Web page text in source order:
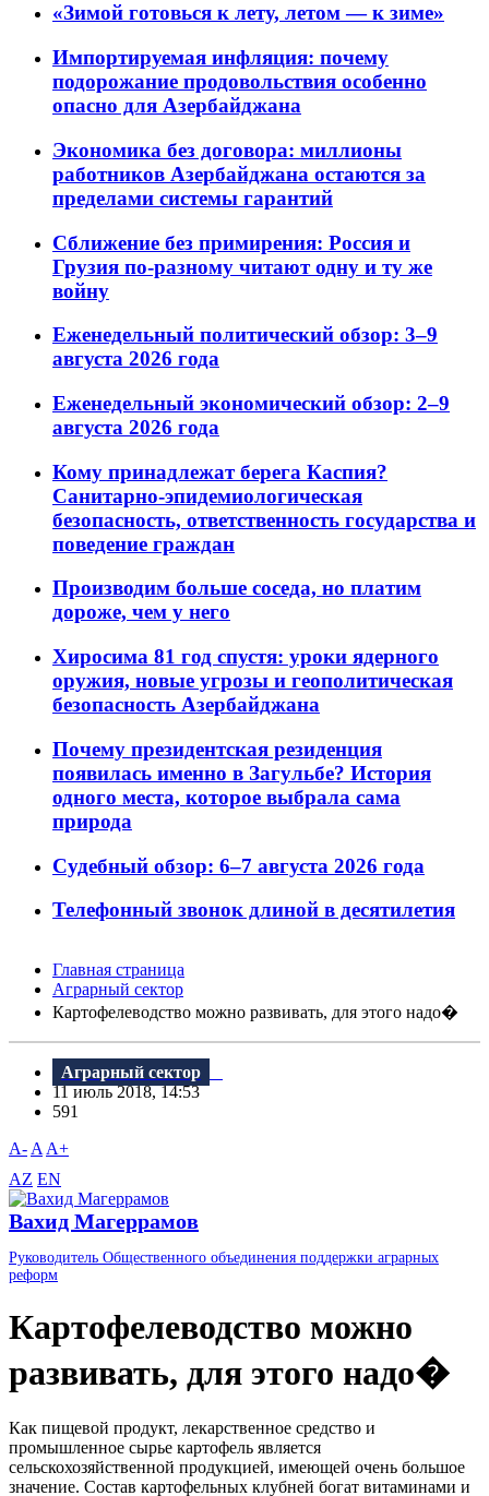
«Зимой готовься к лету, летом — к зиме»
Импортируемая инфляция: почему
подорожание продовольствия особенно
опасно для Азербайджана
Экономика без договора: миллионы
работников Азербайджана остаются за
пределами системы гарантий
Сближение без примирения: Россия и
Грузия по-разному читают одну и ту же
войну
Еженедельный политический обзор: 3–9
августа 2026 года
Еженедельный экономический обзор: 2–9
августа 2026 года
Кому принадлежат берега Каспия?
Санитарно-эпидемиологическая
безопасность, ответственность государства и
поведение граждан
Производим больше соседа, но платим
дороже, чем у него
Хиросима 81 год спустя: уроки ядерного
оружия, новые угрозы и геополитическая
безопасность Азербайджана
Почему президентская резиденция
появилась именно в Загульбе? История
одного места, которое выбрала сама
природа
Судебный обзор: 6–7 августа 2026 года
Телефонный звонок длиной в десятилетия
Главная страница
Аграрный сектор
Картофелеводство можно развивать, для этого надо�
Аграрный сектор
11 июль 2018, 14:53
591
A- A A+
AZ EN
Вахид Магеррамов
Руководитель Общественного объединения поддержки аграрных
реформ
Картофелеводство можно
развивать, для этого надо�
Как пищевой продукт, лекарственное средство и
промышленное сырье картофель является
сельскохозяйственной продукцией, имеющей очень большое
значение. Состав картофельных клубней богат витаминами и